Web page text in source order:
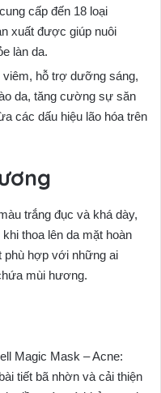
cấp đến 18 loại
xuất được giúp nuôi
làn da.
viêm, hỗ trợ dưỡng sáng,
da, tăng cường sự săn
các dấu hiệu lão hóa trên
trắng đục và khá dày,
thoa lên da mặt hoàn
phù hợp với những ai
mùi hương.
Magic Mask – Acne:
tiết bã nhờn và cải thiện